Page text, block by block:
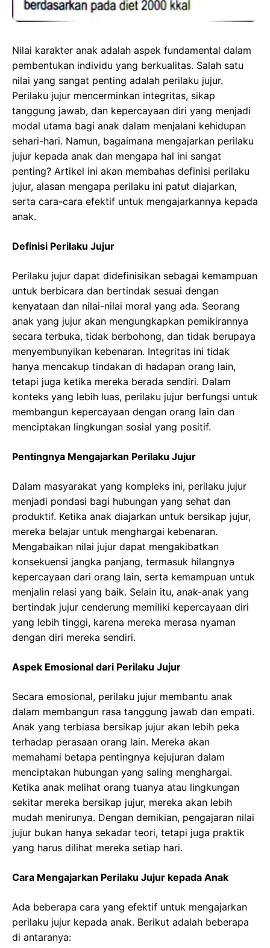
Nilai karakter anak adalah aspek fundamental dalam
pembentukan individu yang berkualitas. Salah satu
nilai yang sangat penting adalah perilaku jujur.
Perilaku jujur mencerminkan integritas, sikap
tanggung jawab, dan kepercayaan diri yang menjadi
modal utama bagi anak dalam menjalani kehidupan
sehari-hari. Namun, bagaimana mengajarkan perilaku
jujur kepada anak dan mengapa hal ini sangat
penting? Artikel ini akan membahas definisi perilaku
jujur, alasan mengapa perilaku ini patut diajarkan,
serta cara-cara efektif untuk mengajarkannya kepada
anak.
Definisi Perilaku Jujur
Perilaku jujur dapat didefinisikan sebagai kemampuan
untuk berbicara dan bertindak sesuai dengan
kenyataan dan nilai-nilai moral yang ada. Seorang
anak yang jujur akan mengungkapkan pemikirannya
secara terbuka, tidak berbohong, dan tidak berupaya
menyembunyikan kebenaran. Integritas ini tidak
hanya mencakup tindakan di hadapan orang lain,
tetapi juga ketika mereka berada sendiri. Dalam
konteks yang lebih luas, perilaku jujur berfungsi untuk
membangun kepercayaan dengan orang lain dan
menciptakan lingkungan sosial yang positif.
Pentingnya Mengajarkan Perilaku Jujur
Dalam masyarakat yang kompleks ini, perilaku jujur
menjadi pondasi bagi hubungan yang sehat dan
produktif. Ketika anak diajarkan untuk bersikap jujur,
mereka belajar untuk menghargai kebenaran.
Mengabaikan nilai jujur dapat mengakibatkan
konsekuensi jangka panjang, termasuk hilangnya
kepercayaan dari orang lain, serta kemampuan untuk
menjalin relasi yang baik. Selain itu, anak-anak yang
bertindak jujur cenderung memiliki kepercayaan diri
yang lebih tinggi, karena mereka merasa nyaman
dengan diri mereka sendiri.
Aspek Emosional dari Perilaku Jujur
Secara emosional, perilaku jujur membantu anak
dalam membangun rasa tanggung jawab dan empati.
Anak yang terbiasa bersikap jujur akan lebih peka
terhadap perasaan orang lain. Mereka akan
memahami betapa pentingnya kejujuran dalam
menciptakan hubungan yang saling menghargai.
Ketika anak melihat orang tuanya atau lingkungan
sekitar mereka bersikap jujur, mereka akan lebih
mudah menirunya. Dengan demikian, pengajaran nilai
jujur bukan hanya sekadar teori, tetapi juga praktik
yang harus dilihat mereka setiap hari.
Cara Mengajarkan Perilaku Jujur kepada Anak
Ada beberapa cara yang efektif untuk mengajarkan
perilaku jujur kepada anak. Berikut adalah beberapa
di antaranya: